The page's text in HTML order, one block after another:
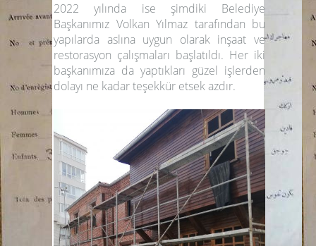
2022 yılında ise şimdiki Belediye
Başkanımız Volkan Yılmaz tarafından bu
yapılarda aslına uygun olarak inşaat ve
restorasyon çalışmaları başlatıldı. Her iki
başkanımıza da yaptıkları güzel işlerden
dolayı ne kadar teşekkür etsek azdır.